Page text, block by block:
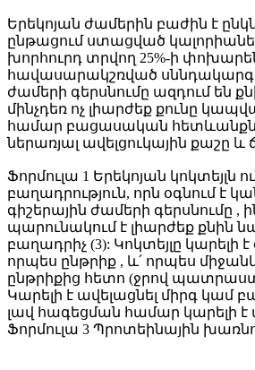
Երեկոյան ժամերին բաժին է
ընթացում ստացված
խորհուրդ տրվող 25%-ի
հավասարակշռված
ժամերի գերսնումը ազդում են
մինչդեռ ոչ լիարժեք քունը
համար բացասական
ներառյալ ավելցուկային քաշը և
Ֆորմուլա 1 Երեկոյան կոկտեյլն
բաղադրություն, որն օգնում է
գիշերային ժամերի գերսնումը ,
պարունակում է լիարժեք քնին
բաղադրիչ (3): Կոկտեյլը կարելի
որպես ընթրիք , և՛ որպես
ընթրիքից հետո (ջրով
Կարելի է ավելացնել միրգ կամ
լավ հագեցման համար կարելի է
Ֆորմուլա 3 Պրոտեինային